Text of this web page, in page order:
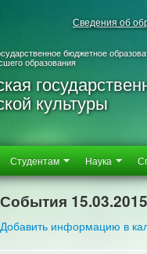
Сведения об
бюджетное
образования
культуры
Студентам Наука
События 15.03.2015
Добавить информацию в